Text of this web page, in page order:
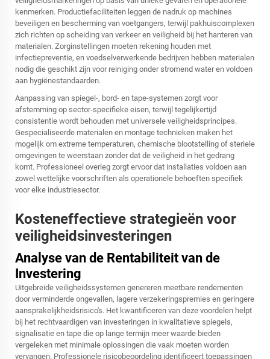
kenmerken. Productiefaciliteiten leggen de nadruk op machines
beveiligen en bescherming van voetgangers, terwijl pakhuiscomplexen
zich richten op scheiding van verkeer en veiligheid bij het hanteren van
materialen. Zorginstellingen moeten rekening houden met
infectiepreventie, en voedselverwerkende bedrijven hebben materialen
nodig die geschikt zijn voor reiniging onder stromend water en voldoen
aan hygiënestandaarden.
Aanpassing van spiegel-, bord- en tape-systemen zorgt voor
afstemming op sector-specifieke eisen, terwijl tegelijkertijd
consistentie wordt behouden met universele veiligheidsprincipes.
Gespecialiseerde materialen en montage technieken maken het
mogelijk om extreme temperaturen, chemische blootstelling of steriele
omgevingen te weerstaan zonder dat de veiligheid in het gedrang
komt. Professioneel overleg zorgt ervoor dat installaties voldoen aan
zowel wettelijke voorschriften als operationele behoeften specifiek
voor elke industriesector.
Kosteneffectieve strategieën voor
veiligheidsinvesteringen
Analyse van de Rentabiliteit van de
Investering
Uitgebreide veiligheidssystemen genereren meetbare rendementen
door verminderde ongevallen, lagere verzekeringspremies en geringere
aansprakelijkheidsrisico's. Het kwantificeren van deze voordelen helpt
bij het rechtvaardigen van investeringen in kwalitatieve spiegels,
signalisatie en tape die op lange termijn meer waarde bieden
vergeleken met minimale oplossingen die vaak moeten worden
vervangen. Professionele risicobeoordeling identificeert toepassingen